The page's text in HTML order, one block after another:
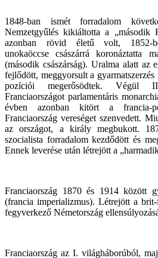
1848-ban ismét forradalom
Nemzetgyűlés kikiáltotta a „második
azonban rövid életű volt, 1852-
unokaöccse császárrá koronáztatta
(második császárság). Uralma alatt az
fejlődött, meggyorsult a gyarmatszerzés
pozíciói megerősödtek. Végül
Franciaországot parlamentáris
évben azonban kitört a francia-
Franciaország vereséget szenvedett.
az országot, a király megbukott.
szocialista forradalom kezdődött és
Ennek leverése után létrejött a
Franciaország 1870 és 1914 között
(francia imperializmus). Létrejött a
fegyverkező Németország
Franciaország az I. világháborúból,